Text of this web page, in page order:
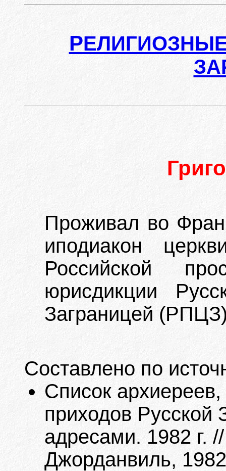
Р
Проживал во
иподиакон
Российской
юрисдикции
Заграницей
Составлено по
Список
приходов Русской
адресами. 1982 г.
Джорданвиль,